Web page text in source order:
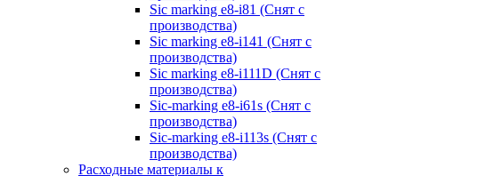
Sic marking e8-i81 (Снят с
производства)
Sic marking e8-i141 (Снят с
производства)
Sic marking e8-i111D (Снят с
производства)
Sic-marking e8-i61s (Снят с
производства)
Sic-marking e8-i113s (Снят с
производства)
Расходные материалы к